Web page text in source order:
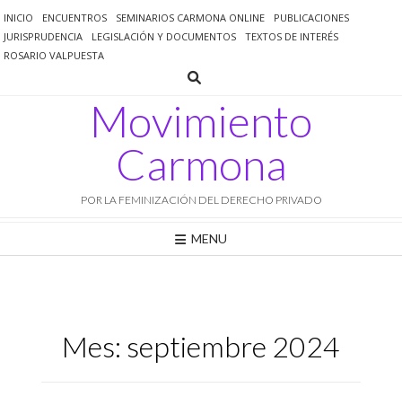
al
contenido
INICIO ENCUENTROS SEMINARIOS CARMONA ONLINE
PUBLICACIONES
JURISPRUDENCIA
LEGISLACIÓN Y DOCUMENTOS
TEXTOS DE INTERÉS
ROSARIO VALPUESTA
Movimiento
Carmona
POR LA FEMINIZACIÓN DEL DERECHO PRIVADO
MENU
Mes: septiembre 2024